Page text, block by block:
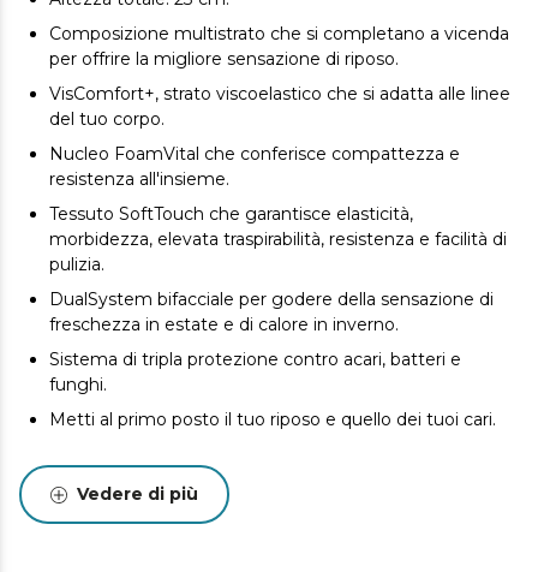
Composizione multistrato che si completano a vicenda
per offrire la migliore sensazione di riposo.
VisComfort+, strato viscoelastico che si adatta alle linee
del tuo corpo.
Nucleo FoamVital che conferisce compattezza e
resistenza all'insieme.
Tessuto SoftTouch che garantisce elasticità,
morbidezza, elevata traspirabilità, resistenza e facilità di
pulizia.
DualSystem bifacciale per godere della sensazione di
freschezza in estate e di calore in inverno.
Sistema di tripla protezione contro acari, batteri e
funghi.
Metti al primo posto il tuo riposo e quello dei tuoi cari.
confezionato sottovuoto per trasportarlo nel modo più
comodo.
Vedere di più